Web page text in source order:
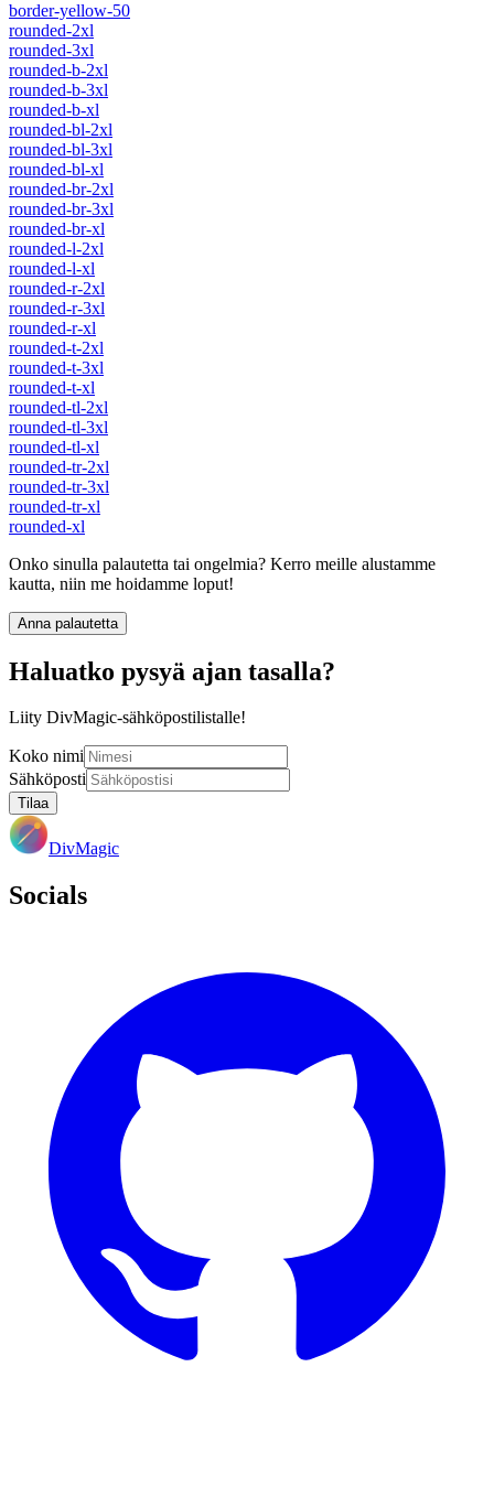
border-yellow-50
rounded-2xl
rounded-3xl
rounded-b-2xl
rounded-b-3xl
rounded-b-xl
rounded-bl-2xl
rounded-bl-3xl
rounded-bl-xl
rounded-br-2xl
rounded-br-3xl
rounded-br-xl
rounded-l-2xl
rounded-l-xl
rounded-r-2xl
rounded-r-3xl
rounded-r-xl
rounded-t-2xl
rounded-t-3xl
rounded-t-xl
rounded-tl-2xl
rounded-tl-3xl
rounded-tl-xl
rounded-tr-2xl
rounded-tr-3xl
rounded-tr-xl
rounded-xl
Onko sinulla palautetta tai ongelmia? Kerro meille alustamme
kautta, niin me hoidamme loput!
Anna palautetta
Haluatko pysyä ajan tasalla?
Liity DivMagic-sähköpostilistalle!
Koko nimi
Sähköposti
Tilaa
DivMagic
Socials